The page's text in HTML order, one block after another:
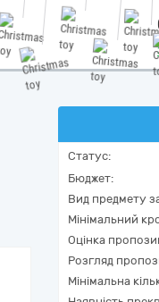
Статус:
Бюджет:
Вид предмету
Мінімальний
Оцінка
Розгляд
Мінімальна